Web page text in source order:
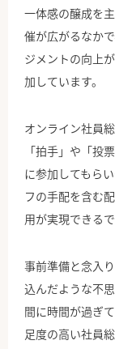
一体感の醸成を
催が広がるなか
ジメントの向上
加しています。
オンライン社員
「拍手」や「投
に参加してもら
フの手配を含む
用が実現できるで
事前準備と念入
込んだような不
間に時間が過ぎ
足度の高い社員